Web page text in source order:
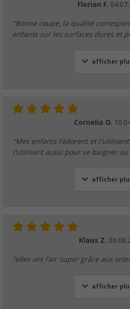
Florian F.
"Bonne coupe, la qualité
enfants sur les surfaces dures et
afficher
Cornelia O.
"Mes enfants l'adorent et
l'utilisent aussi pour se baigner au
afficher
Klaus Z.
"elles ont l'air super grâce aux
afficher